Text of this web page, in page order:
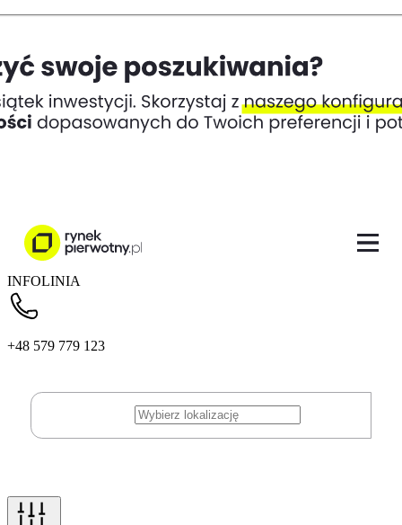
INFOLINIA
+48 579 779 123